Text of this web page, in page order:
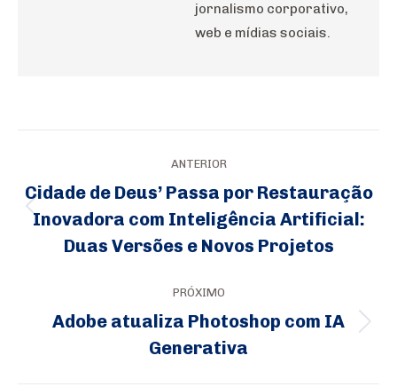
jornalismo corporativo,
web e mídias sociais.
de
post:
ANTERIOR
Post
anterior:
Cidade de Deus’ Passa por Restauração
Inovadora com Inteligência Artificial:
Duas Versões e Novos Projetos
PRÓXIMO
Adobe atualiza Photoshop com IA
Generativa